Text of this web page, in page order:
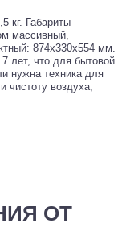
кг. Габариты
массивный,
874x330x554 мм.
лет, что для бытовой
нужна техника для
воздуха,
ОТ